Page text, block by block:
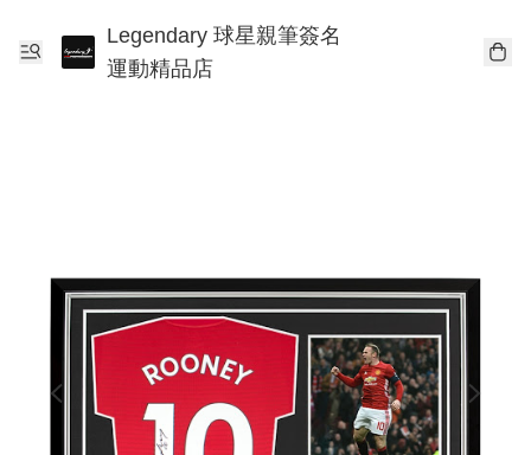
Legendary 球星親筆簽名
運動精品店